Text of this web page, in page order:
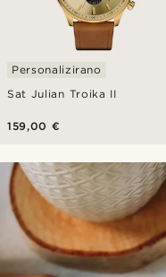
Sat Julian Troika II
Personalizirano
159,00 €